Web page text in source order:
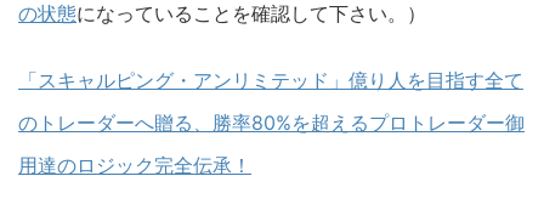
の状態になっていることを確認して下さい。）
「スキャルピング・アンリミテッド」億り人を目指す全て
のトレーダーへ贈る、勝率80%を超えるプロトレーダー御
用達のロジック完全伝承！